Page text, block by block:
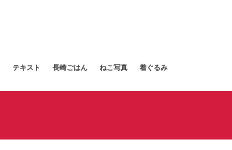
テキスト 長崎ごはん ねこ写真 着ぐるみ